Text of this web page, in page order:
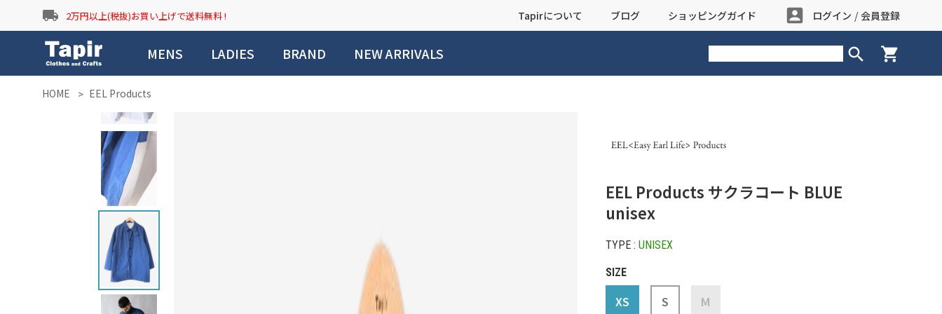
local_shipping 2万円以上(税抜)お買い上げで送料無料 ! Tapirについて ブログ ショッピングガイド account_box ログイン / 会員登録
MENS LADIES BRAND NEW ARRIVALS search shopping_cart
HOME EEL Products
EEL Products サクラコート BLUE
unisex
TYPE : UNISEX
SIZE
XS S M